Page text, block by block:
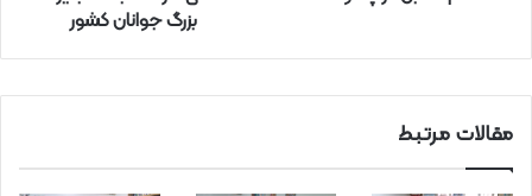
بزرگ جوانان کشور
مقالات مرتبط